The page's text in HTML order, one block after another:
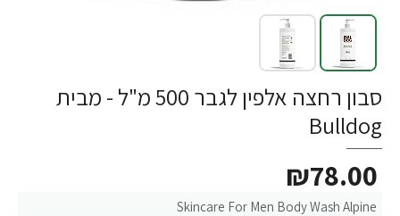
סבון רחצה אלפין לגבר 500 מ"ל - מבית
Bulldog
Skincare For Men Body Wash Alpine
₪78.00